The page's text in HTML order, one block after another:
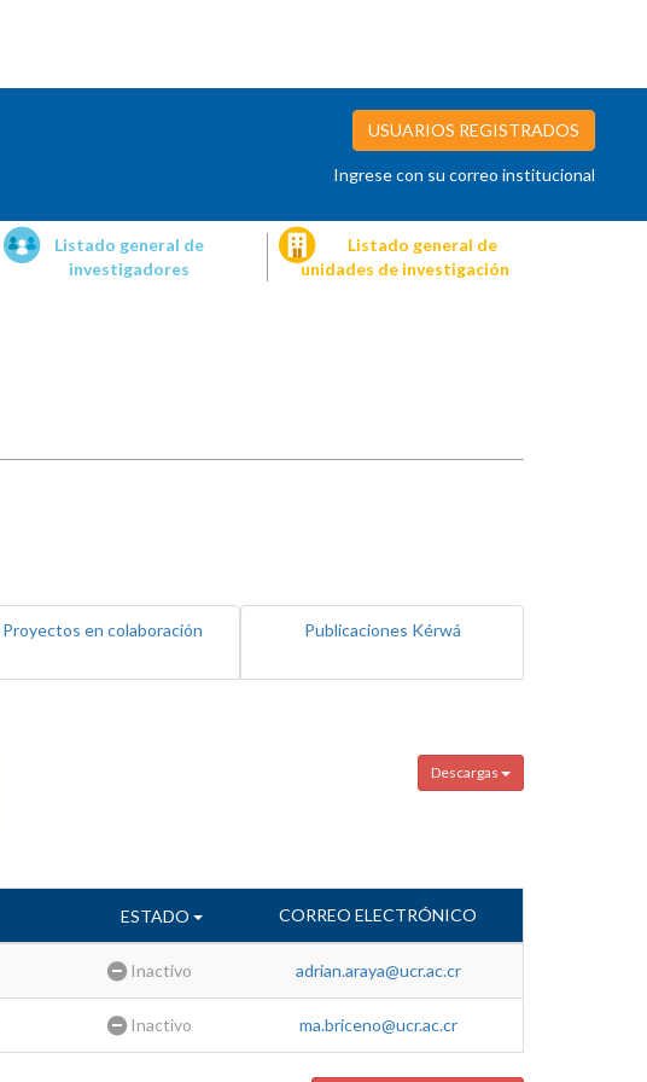
USUARIOS REGISTRADOS
Ingrese con su correo institucional
Listado general de
investigadores
Listado general de
unidades de investigación
Proyectos en colaboración Publicaciones Kérwá
Descargas
ESTADO CORREO ELECTRÓNICO
Inactivo adrian.araya@ucr.ac.cr
Inactivo ma.briceno@ucr.ac.cr